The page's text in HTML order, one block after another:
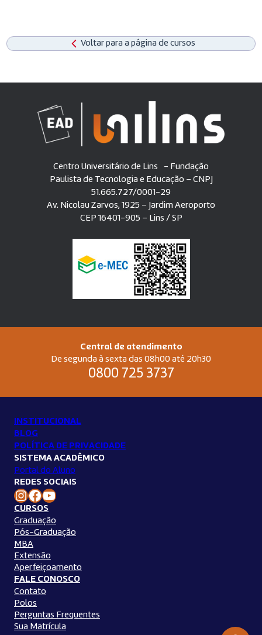
Voltar para a página de cursos
Centro Universitário de Lins - Fundação
Paulista de Tecnologia e Educação – CNPJ
51.665.727/0001-29
Av. Nicolau Zarvos, 1925 – Jardim Aeroporto
CEP 16401-905 – Lins / SP
Central de atendimento
De segunda à sexta das 08h00 até 20h30
0800 725 3737
INSTITUCIONAL
BLOG
POLÍTICA DE PRIVACIDADE
SISTEMA ACADÊMICO
Portal do Aluno
REDES SOCIAIS
Instagram Unilins Facebook Unilins Youtube Unilins
CURSOS
Graduação
Pós-Graduação
MBA
Extensão
Aperfeiçoamento
FALE CONOSCO
Contato
Polos
Perguntas Frequentes
Sua Matrícula